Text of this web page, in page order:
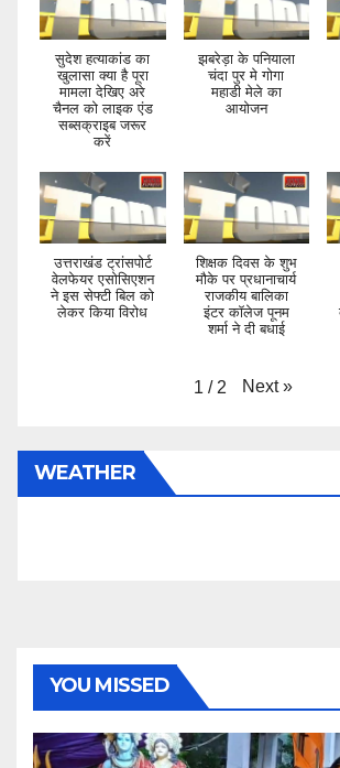
सुदेश हत्याकांड का
खुलासा क्या है पूरा
मामला देखिए अरे
चैनल को लाइक एंड
सब्सक्राइब जरूर
करें
झबरेड़ा के पनियाला
चंदा पुर मे गोगा
महाडी मेले का
आयोजन
उत्तराखंड ट्रांसपोर्ट
वेलफेयर एसोसिएशन
ने इस सेफ्टी बिल को
लेकर किया विरोध
शिक्षक दिवस के शुभ
मौके पर प्रधानाचार्य
राजकीय बालिका
इंटर कॉलेज पूनम
शर्मा ने दी बधाई
1 / 2 Next »
WEATHER
YOU MISSED